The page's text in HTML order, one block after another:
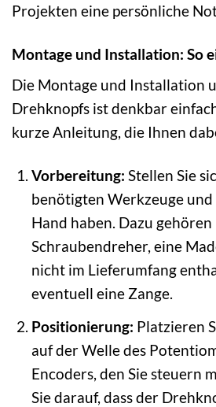
Projekten eine persönliche
Montage und Installation: So
Die Montage und Installation
Drehknopfs ist denkbar
kurze Anleitung, die Ihnen
Vorbereitung: Stellen Sie
benötigten Werkzeuge
Hand haben. Dazu
Schraubendreher, eine
nicht im Lieferumfang
eventuell eine Zange.
Positionierung: Platzieren
auf der Welle des
Encoders, den Sie steuern
Sie darauf, dass der